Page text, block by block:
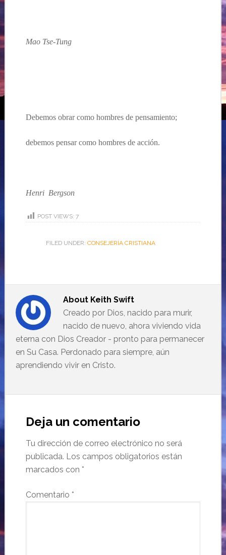
Mao Tse-Tung
Debemos obrar como hombres de pensamiento;
debemos pensar como hombres de acción.
Henri Bergson
POST VIEWS: 7
FILED UNDER: CONSEJERÍA CRISTIANA
About Keith Swift
Creado por Dios, nacido para murir,
nacido de nuevo, ahora viviendo vida
eterna con Dios Creador - pronto para permanecer
en Su Casa. Perdonado para siempre, aún
aprendiendo vivir en Cristo.
Deja un comentario
Tu dirección de correo electrónico no será
publicada. Los campos obligatorios están
marcados con *
Comentario *